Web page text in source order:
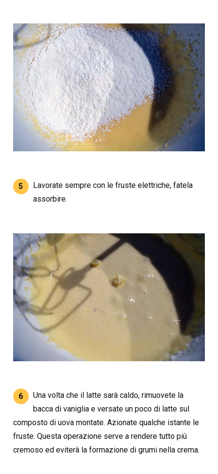
5
Lavorate sempre con le fruste elettriche, fatela
assorbire.
6
Una volta che il latte sarà caldo, rimuovete la
bacca di vaniglia e versate un poco di latte sul
composto di uova montate. Azionate qualche istante le
fruste. Questa operazione serve a rendere tutto più
cremoso ed eviterà la formazione di grumi nella crema.